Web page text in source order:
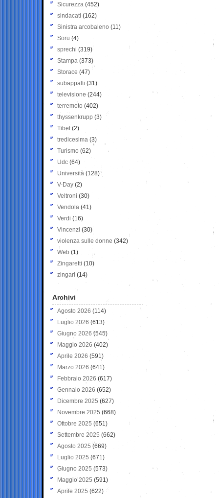
Sicurezza (452)
sindacati (162)
Sinistra arcobaleno (11)
Soru (4)
sprechi (319)
Stampa (373)
Storace (47)
subappalti (31)
televisione(244)
terremoto (402)
thyssenkrupp (3)
Tibet(2)
tredicesima (3)
Turismo (62)
Udc (64)
Università (128)
V-Day (2)
Veltroni (30)
Vendola (41)
Verdi (16)
Vincenzi (30)
violenza sulle donne (342)
Web (1)
Zingaretti (10)
zingari (14)
Archivi
Agosto 2026 (114)
Luglio 2026 (613)
Giugno 2026 (545)
Maggio 2026 (402)
Aprile 2026 (591)
Marzo 2026 (641)
Febbraio 2026 (617)
Gennaio 2026 (652)
Dicembre 2025 (627)
Novembre 2025 (668)
Ottobre 2025 (651)
Settembre 2025 (662)
Agosto 2025 (669)
Luglio 2025 (671)
Giugno 2025 (573)
Maggio 2025 (591)
Aprile 2025 (622)